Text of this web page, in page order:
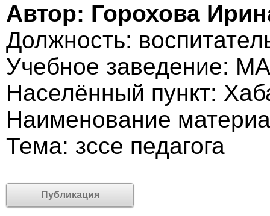
Автор: Горохова
Должность:
Учебное заведение:
Населённый пункт:
Наименование
Тема: зссе педагога
Публикация